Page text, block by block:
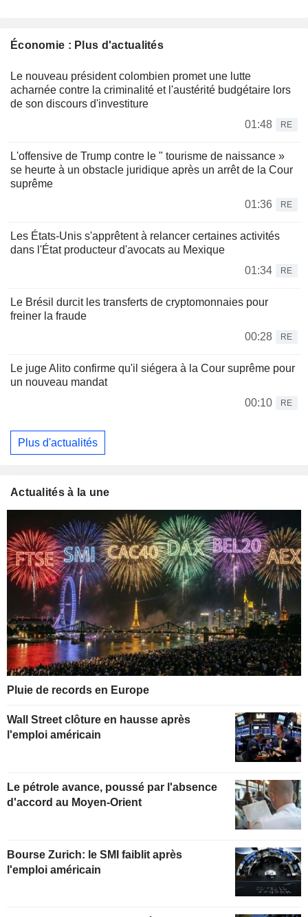
Économie : Plus d'actualités
Le nouveau président colombien promet une lutte
acharnée contre la criminalité et l'austérité budgétaire lors
de son discours d'investiture
01:48
RE
L'offensive de Trump contre le " tourisme de naissance »
se heurte à un obstacle juridique après un arrêt de la Cour
suprême
01:36
RE
Les États-Unis s'apprêtent à relancer certaines activités
dans l'État producteur d'avocats au Mexique
01:34
RE
Le Brésil durcit les transferts de cryptomonnaies pour
freiner la fraude
00:28
RE
Le juge Alito confirme qu'il siégera à la Cour suprême pour
un nouveau mandat
00:10
RE
Plus d'actualités
Actualités à la une
Pluie de records en Europe
Wall Street clôture en hausse après
l'emploi américain
Le pétrole avance, poussé par l'absence
d'accord au Moyen-Orient
Bourse Zurich: le SMI faiblit après
l'emploi américain